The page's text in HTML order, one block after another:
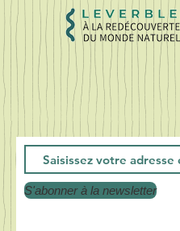
S'abonner à la newsletter